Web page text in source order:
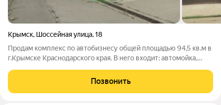
Крымск, Шоссейная улица,18
Продам комплекс по автобизнесу общей площадью 94,5 кв.м в
г.Крымске Краснодарского края. В него входит: автомойка,
коммуникации : свет, газ, вода. Для реального покупателя
приятный бонус(оставлю все
Позвонить